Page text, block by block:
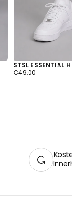
STSL ESSENTIAL
€49,00
REGULÄRER
€49,00